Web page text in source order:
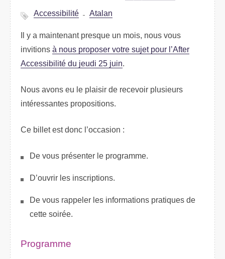
Accessibilité Atalan
Il y a maintenant presque un mois, nous vous
invitions à nous proposer votre sujet pour l’After
Accessibilité du jeudi 25 juin.
Nous avons eu le plaisir de recevoir plusieurs
intéressantes propositions.
Ce billet est donc l’occasion :
De vous présenter le programme.
D’ouvrir les inscriptions.
De vous rappeler les informations pratiques de
cette soirée.
Programme